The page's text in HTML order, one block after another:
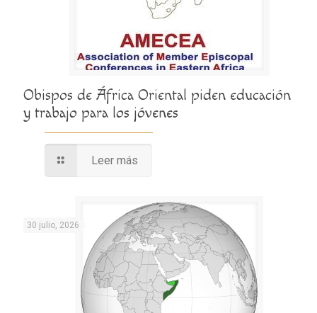
Obispos de África Oriental piden educación
y trabajo para los jóvenes
Leer más
30 julio, 2026